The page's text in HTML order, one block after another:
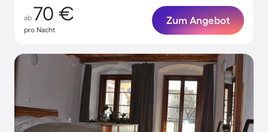
ab 70 €
pro Nacht
Zum Angebot